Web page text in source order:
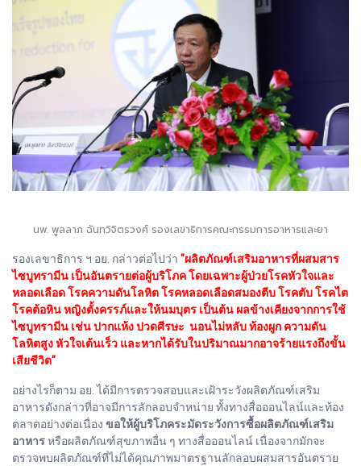
นพ. พูลลาภ ฉันทวิจิตรวงศ์ รองเลขาธิการคณะกรรมการอาหารและยา
รองเลขาธิการ ฯ อย. กล่าวต่อไปว่า "ผลิตภัณฑ์เสริมอาหารที่ผสมสาร
ไซบูทรามีน เป็นอันตรายต่อผู้บริโภค โดยเฉพาะผู้ป่วยโรคหัวใจและ
หลอดเลือด โรคความดันโลหิต โรคหลอดเลือดสมองตีบ โรคตับ โรคไต
โรคต้อหิน หญิงตั้งครรภ์และให้นมบุตร เป็นต้น ผลข้างเคียงจากการใช้
ไซบูทรามีน เช่น ปากแห้ง ปวดศีรษะ นอนไม่หลับ ท้องผูก ความดัน
โลหิตสูง หัวใจเต้นเร็ว และหากได้รับในปริมาณมากอาจร้ายแรงถึงขั้น
เสียชีวิต"
อย่างไรก็ตาม อย. ได้มีการตรวจสอบและเฝ้าระวังผลิตภัณฑ์เสริม
อาหารดังกล่าวที่อาจมีการลักลอบจำหน่าย ทั้งทางสื่อออนไลน์และท้อง
ตลาดอย่างต่อเนื่อง ขอให้ผู้บริโภคระมัดระวังการซื้อผลิตภัณฑ์เสริม
อาหารหรือผลิตภัณฑ์สุขภาพอื่น ๆ ทางสื่อออนไลน์ เนื่องจากมักจะ
ตรวจพบผลิตภัณฑ์ที่ไม่ได้คุณภาพมาตรฐานลักลอบผสมสารอันตราย